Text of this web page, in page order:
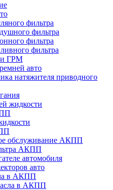
фильтра
фильтра
фильтра
фильтра
ГРМ
авто
натяжителя приводного
жидкости
обслуживание АКПП
АКПП
автомобиля
авто
в АКПП
в АКПП